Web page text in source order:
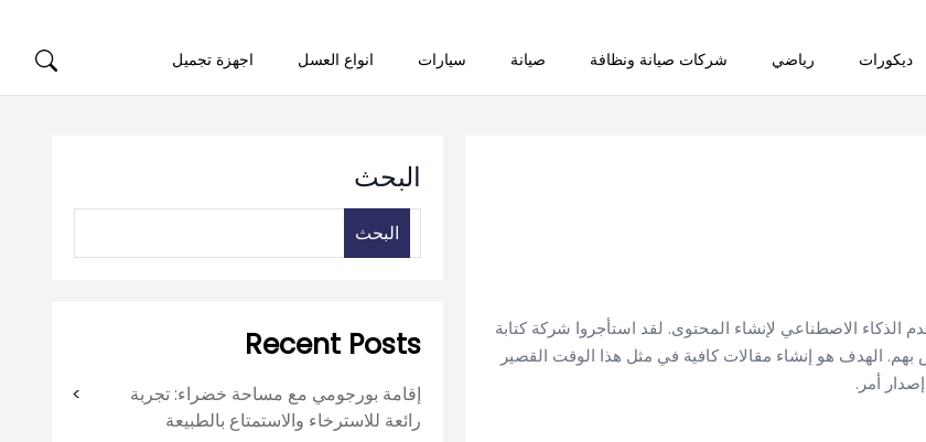
ديكورات رياضي شركات صيانة ونظافة صيانة سيارات انواع العسل اجهزة تجميل
الذكاء الاصطناعي لإنشاء المحتوى. لقد استأجروا شركة كتابة
الهدف هو إنشاء مقالات كافية في مثل هذا الوقت القصير
أمر.
البحث
البحث
Recent Posts
إقامة بورجومي مع مساحة خضراء: تجربة
رائعة للاسترخاء والاستمتاع بالطبيعة